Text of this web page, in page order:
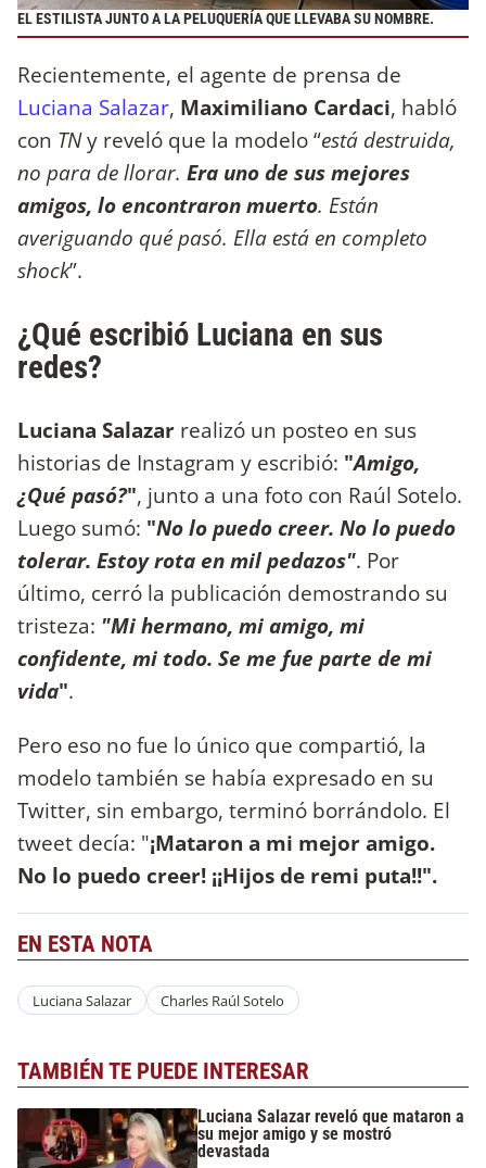
EL ESTILISTA JUNTO A LA PELUQUERÍA QUE LLEVABA SU NOMBRE.
Recientemente, el agente de prensa de
Luciana Salazar, Maximiliano Cardaci, habló
con TNy reveló que la modelo “está destruida,
no para de llorar. Era uno de sus mejores
amigos, lo encontraron muerto. Están
averiguando qué pasó. Ella está en completo
shock”.
¿Qué escribió Luciana en sus
redes?
Luciana Salazar realizó un posteo en sus
historias de Instagram y escribió: "Amigo,
¿Qué pasó?", junto a una foto con Raúl Sotelo.
Luego sumó: "No lo puedo creer. No lo puedo
tolerar. Estoy rota en mil pedazos". Por
último, cerró la publicación demostrando su
tristeza: "Mi hermano, mi amigo, mi
confidente, mi todo. Se me fue parte de mi
vida".
Pero eso no fue lo único que compartió, la
modelo también se había expresado en su
Twitter, sin embargo, terminó borrándolo. El
tweet decía: "¡Mataron a mi mejor amigo.
No lo puedo creer! ¡¡Hijos de remi puta!!".
EN ESTA NOTA
Luciana Salazar Charles Raúl Sotelo
TAMBIÉN TE PUEDE INTERESAR
Luciana Salazar reveló que mataron a
su mejor amigo y se mostró
devastada